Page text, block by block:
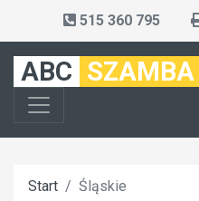
515 360 795
ABC SZAMBA
Start Śląskie